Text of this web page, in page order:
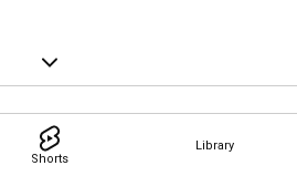
Shorts
Library